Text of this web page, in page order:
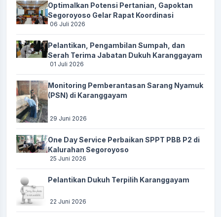
Optimalkan Potensi Pertanian, Gapoktan
Segoroyoso Gelar Rapat Koordinasi
06 Juli 2026
Pelantikan, Pengambilan Sumpah, dan
Serah Terima Jabatan Dukuh Karanggayam
01 Juli 2026
Monitoring Pemberantasan Sarang Nyamuk
(PSN) di Karanggayam
29 Juni 2026
One Day Service Perbaikan SPPT PBB P2 di
Kalurahan Segoroyoso
25 Juni 2026
Pelantikan Dukuh Terpilih Karanggayam
22 Juni 2026